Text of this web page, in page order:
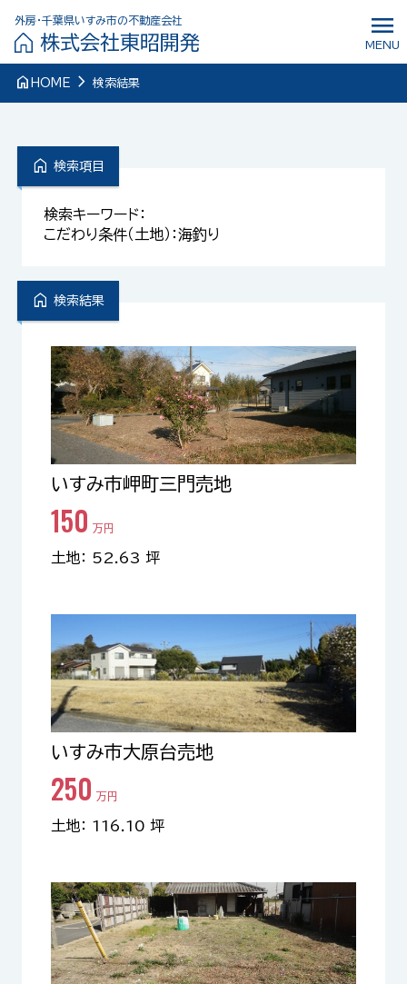
外房・千葉県いすみ市の不動産会社
株式会社東昭開発 menu
MENU
home HOME navigate_next 検索結果
home 検索項目
検索キーワード：
こだわり条件（土地）：海釣り
home 検索結果
いすみ市岬町三門売地
150 万円
土地： 52.63 坪
いすみ市大原台売地
250 万円
土地： 116.10 坪